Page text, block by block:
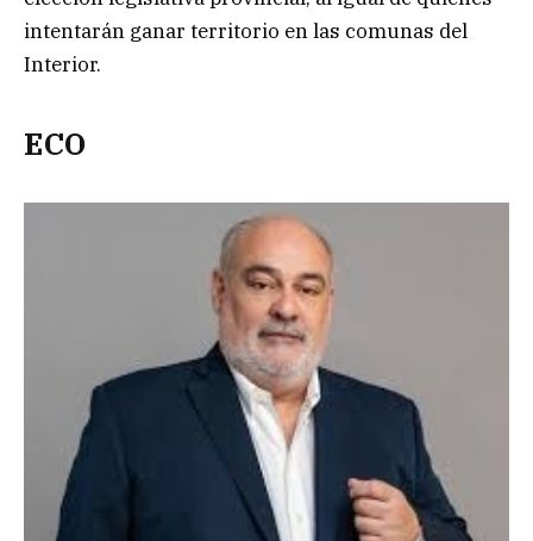
intentarán ganar territorio en las comunas del
Interior.
ECO